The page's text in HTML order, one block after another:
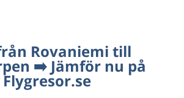
Rovaniemi till
➡️ Jämför nu på
Flygresor.se